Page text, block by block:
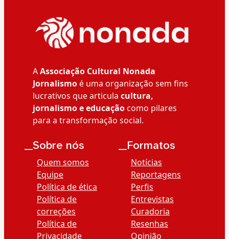
AAssociação Cultural Nonada
Jornalismoé uma organização sem fins
lucrativos que articula cultura,
jornalismo e educaçãocomo pilares
para a transformação social.
__Sobre nós
Quem somos
Equipe
Política de ética
Política de
correções
Política de
Privacidade
__Formatos
Notícias
Reportagens
Perfis
Entrevistas
Curadoria
Resenhas
Opinião